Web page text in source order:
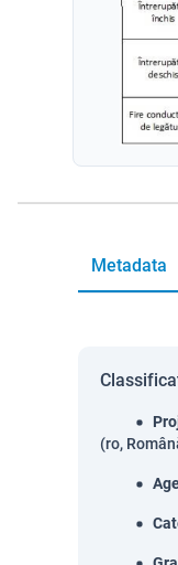
Metadata
(ro,